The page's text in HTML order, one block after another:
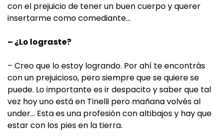
con el prejuicio de tener un buen cuerpo y querer
insertarme como comediante…
– ¿Lo lograste?
– Creo que lo estoy logrando. Por ahí te encontrás
con un prejuicioso, pero siempre que se quiere se
puede. Lo importante es ir despacito y saber que tal
vez hoy uno está en Tinelli pero mañana volvés al
under… Esta es una profesión con altibajos y hay que
estar con los pies en la tierra.